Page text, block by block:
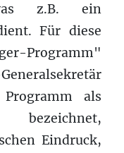
z.B. ein
Für diese
Programm"
als
bezeichnet,
Eindruck,